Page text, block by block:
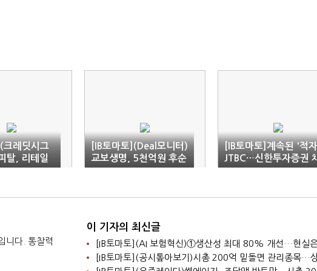
크레딧시그
탈, 리테일
안정적'
[IB토마토](Deal모니터)
교보생명, 5천억원 후순
위채 발행…자본확충 나
[IB토마토]계속된 '적
JTBC…신한투자증권
권발행 주관 이유는
니다. 통찰력
이 기자의 최신글